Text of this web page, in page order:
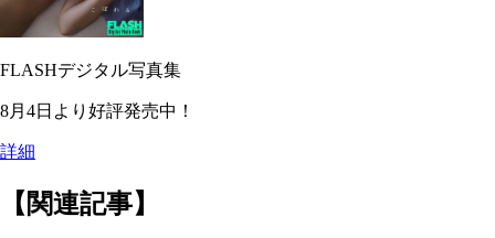
FLASHデジタル写真集
8月4日より好評発売中！
詳細
【関連記事】